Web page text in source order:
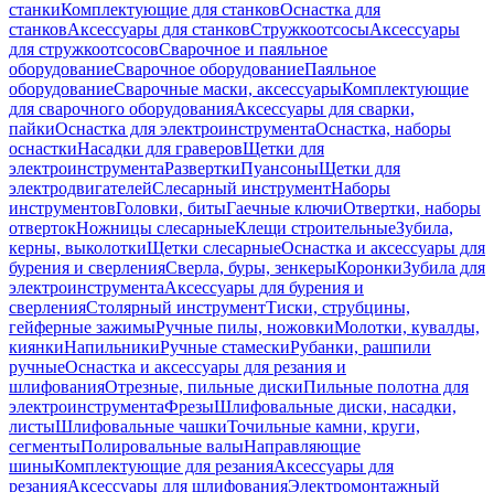
станкиКомплектующие для станковОснастка для
станковАксессуары для станковСтружкоотсосыАксессуары
для стружкоотсосовСварочное и паяльное
оборудованиеСварочное оборудованиеПаяльное
оборудованиеСварочные маски, аксессуарыКомплектующие
для сварочного оборудованияАксессуары для сварки,
пайкиОснастка для электроинструментаОснастка, наборы
оснасткиНасадки для граверовЩетки для
электроинструментаРазверткиПуансоныЩетки для
электродвигателейСлесарный инструментНаборы
инструментовГоловки, битыГаечные ключиОтвертки, наборы
отвертокНожницы слесарныеКлещи строительныеЗубила,
керны, выколоткиЩетки слесарныеОснастка и аксессуары для
бурения и сверленияСверла, буры, зенкерыКоронкиЗубила для
электроинструментаАксессуары для бурения и
сверленияСтолярный инструментТиски, струбцины,
гейферные зажимыРучные пилы, ножовкиМолотки, кувалды,
киянкиНапильникиРучные стамескиРубанки, рашпили
ручныеОснастка и аксессуары для резания и
шлифованияОтрезные, пильные дискиПильные полотна для
электроинструментаФрезыШлифовальные диски, насадки,
листыШлифовальные чашкиТочильные камни, круги,
сегментыПолировальные валыНаправляющие
шиныКомплектующие для резанияАксессуары для
резанияАксессуары для шлифованияЭлектромонтажный